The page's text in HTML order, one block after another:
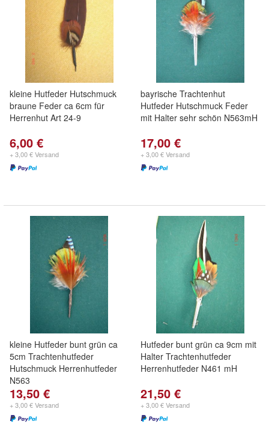
kleine Hutfeder Hutschmuck
braune Feder ca 6cm für
Herrenhut Art 24-9
6,00 €
+ 3,00 € Versand
bayrische Trachtenhut
Hutfeder Hutschmuck Feder
mit Halter sehr schön N563mH
17,00 €
+ 3,00 € Versand
kleine Hutfeder bunt grün ca
5cm Trachtenhutfeder
Hutschmuck Herrenhutfeder
N563
13,50 €
+ 3,00 € Versand
Hutfeder bunt grün ca 9cm mit
Halter Trachtenhutfeder
Herrenhutfeder N461 mH
21,50 €
+ 3,00 € Versand